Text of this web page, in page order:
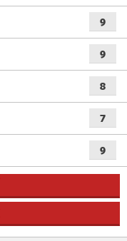
9
9
8
7
9